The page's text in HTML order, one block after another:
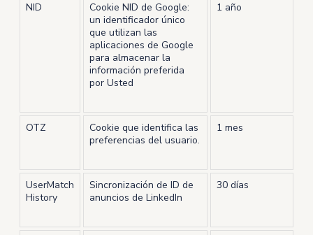
NID
Cookie NID de Google:
un identificador único
que utilizan las
aplicaciones de Google
para almacenar la
información preferida
por Usted
1 año
OTZ
Cookie que identifica las
preferencias del usuario.
1 mes
UserMatch
History
Sincronización de ID de
anuncios de LinkedIn
30 días